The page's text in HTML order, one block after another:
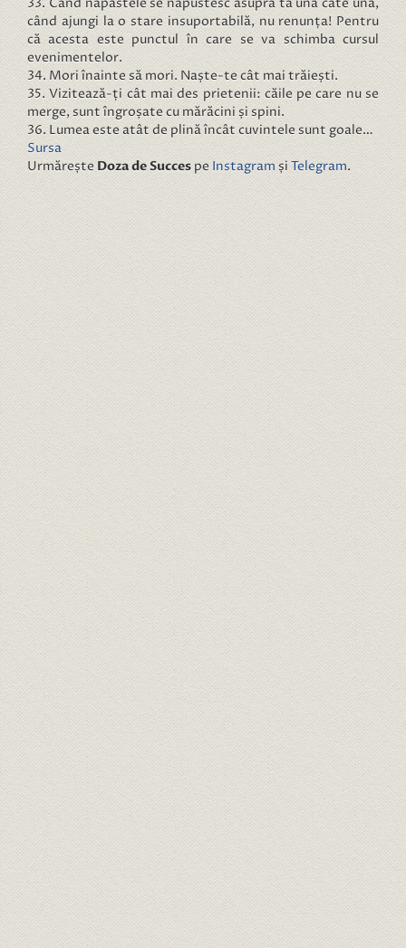
când ajungi la o stare insuportabilă, nu renunța! Pentru
că acesta este punctul în care se va schimba cursul
evenimentelor.
34. Mori înainte să mori. Naște-te cât mai trăiești.
35. Vizitează-ți cât mai des prietenii: căile pe care nu se
merge, sunt îngroșate cu mărăcini și spini.
36. Lumea este atât de plină încât cuvintele sunt goale…
Sursa
Urmărește Doza de Succespe Instagram și Telegram.